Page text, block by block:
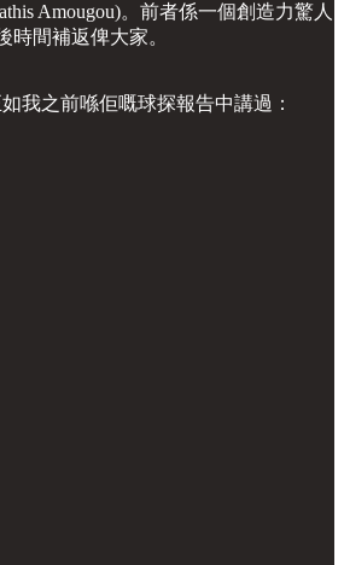
Amougou)。前者係一個創造力驚人
間補返俾大家。
我之前喺佢嘅球探報告中講過：